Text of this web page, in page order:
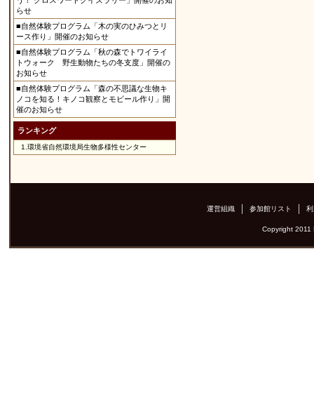
らせ
■自然体験プログラム「木の実のひみつとリ
ース作り」開催のお知らせ
■自然体験プログラム「秋の森でトワイライ
トウォーク 野生動物たちの冬支度」開催の
お知らせ
■自然体験プログラム「森の不思議な生物キ
ノコを知る！キノコ観察とモビール作り」開
催のお知らせ
ランキング
1. 環境省自然環境局生物多様性センター
運営組織 参加館リスト
Copyright 2011